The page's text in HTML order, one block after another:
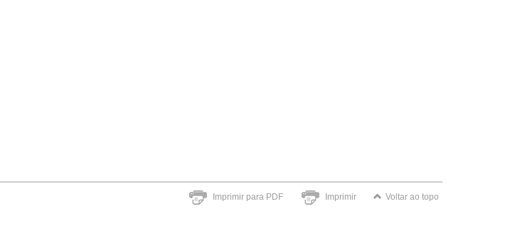
Imprimir para PDF Imprimir Voltar ao topo